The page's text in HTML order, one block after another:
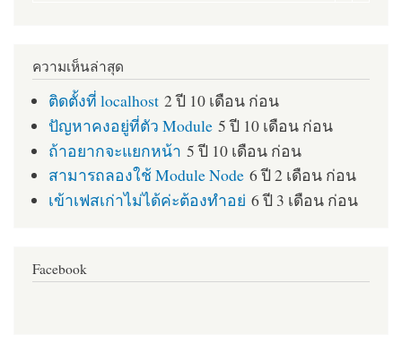
ความเห็นล่าสุด
ติดตั้งที่ localhost 2 ปี 10 เดือน ก่อน
ปัญหาคงอยู่ที่ตัว Module 5 ปี 10 เดือน ก่อน
ถ้าอยากจะแยกหน้า 5 ปี 10 เดือน ก่อน
สามารถลองใช้ Module Node 6 ปี 2 เดือน ก่อน
เข้าเฟสเก่าไม่ได้ค่ะต้องทำอย่ 6 ปี 3 เดือน ก่อน
Facebook